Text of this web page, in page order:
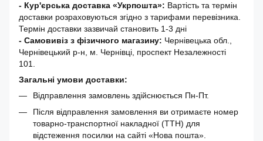
- Кур'єрська доставка «Укрпошта»: Вартість та термін
доставки розраховуються згідно з тарифами перевізника.
Термін доставки зазвичай становить 1-3 дні
- Самовивіз з фізичного магазину: Чернівецька обл.,
Чернівецький р-н, м. Чернівці, проспект Незалежності
101.
Загальні умови доставки:
Відправлення замовлень здійснюється Пн-Пт.
Після відправлення замовлення ви отримаєте номер
товарно-транспортної накладної (ТТН) для
відстеження посилки на сайті «Нова пошта».